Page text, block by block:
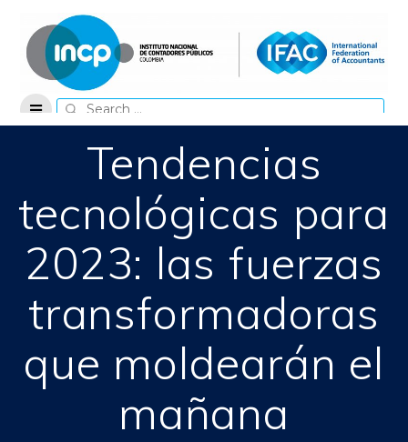
content
Search
for:
Tendencias
tecnológicas para
2023: las fuerzas
transformadoras
que moldearán el
mañana